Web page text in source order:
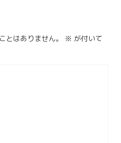
とはありません。 ※ が付いて